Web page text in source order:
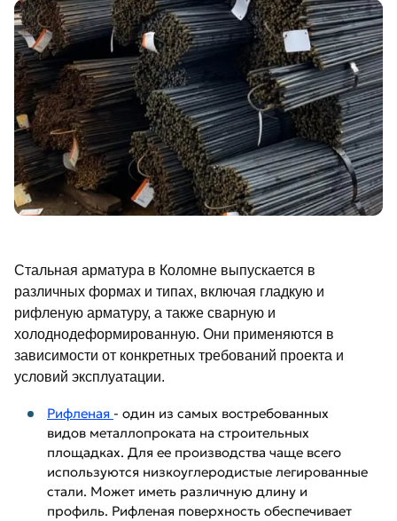
Стальная арматура в Коломне выпускается в
различных формах и типах, включая гладкую и
рифленую арматуру, а также сварную и
холоднодеформированную. Они применяются в
зависимости от конкретных требований проекта и
условий эксплуатации.
Рифленая - один из самых востребованных
видов металлопроката на строительных
площадках. Для ее производства чаще всего
используются низкоуглеродистые легированные
стали. Может иметь различную длину и
профиль. Рифленая поверхность обеспечивает